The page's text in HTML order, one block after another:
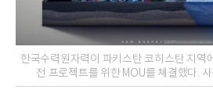
한국수력원자력이 파키스탄 코히스탄 지역
전 프로젝트를 위한 MOU를 쳬결했다.